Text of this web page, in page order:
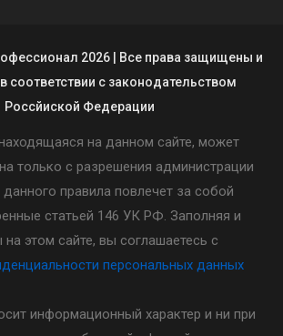
2026 | Все права защищены и
соответствии с законодательством
Россйиской Федерации
на данном сайте, может
только с разрешения администрации
правила повлечет за собой
статьей 146 УК РФ. Заполняя и
этом сайте, вы соглашаетесь с
персональных данных
информационный характер и ни при